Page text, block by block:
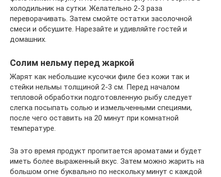
холодильник на сутки. Желательно 2-3 раза
переворачивать. Затем смойте остатки засолочной
смеси и обсушите. Нарезайте и удивляйте гостей и
домашних.
Солим нельму перед жаркой
Жарят как небольшие кусочки филе без кожи так и
стейки нельмы толщиной 2-3 см. Перед началом
тепловой обработки подготовленную рыбу следует
слегка посыпать солью и измельченными специями,
после чего оставить на 20 минут при комнатной
температуре.
За это время продукт пропитается ароматами и будет
иметь более выраженный вкус. Затем можно жарить на
большом огне буквально по нескольку минут с каждой